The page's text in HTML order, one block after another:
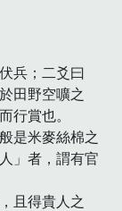
兵；二爻曰
田野空嚝之
行賞也。
是米麥絲棉之
」者，謂有官
且得貴人之